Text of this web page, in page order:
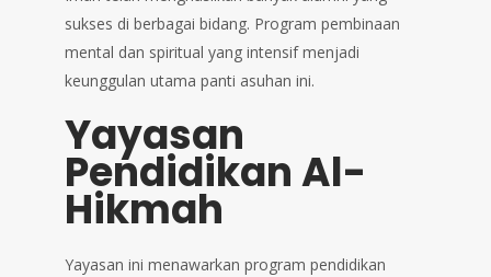
sukses di berbagai bidang. Program pembinaan
mental dan spiritual yang intensif menjadi
keunggulan utama panti asuhan ini.
Yayasan
Pendidikan Al-
Hikmah
Yayasan ini menawarkan program pendidikan